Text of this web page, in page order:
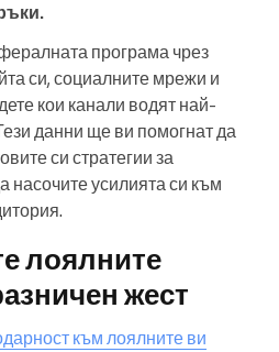
програма чрез
си, социалните мрежи и
кои канали водят най-
данни ще ви помогнат да
си стратегии за
насочите усилията си към
лоялните
жест
към лоялните ви